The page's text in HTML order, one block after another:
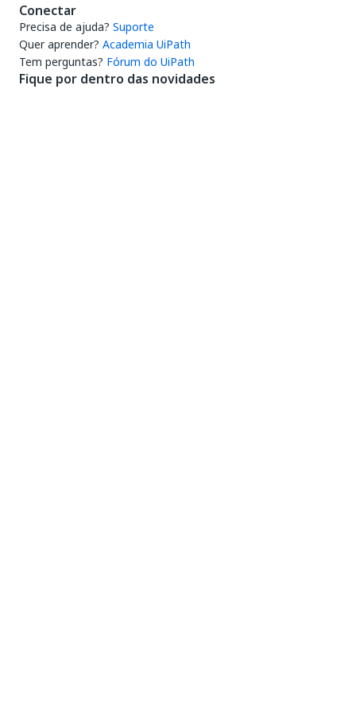
Conectar
Precisa de ajuda? Suporte
Quer aprender? Academia UiPath
Tem perguntas? Fórum do UiPath
Fique por dentro das novidades